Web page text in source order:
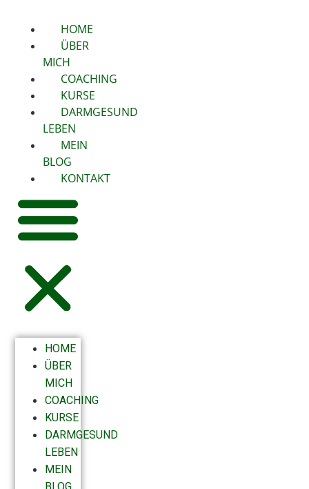
HOME
ÜBER
MICH
COACHING
KURSE
DARMGESUND
LEBEN
MEIN
BLOG
KONTAKT
HOME
ÜBER
MICH
COACHING
KURSE
DARMGESUND
LEBEN
MEIN